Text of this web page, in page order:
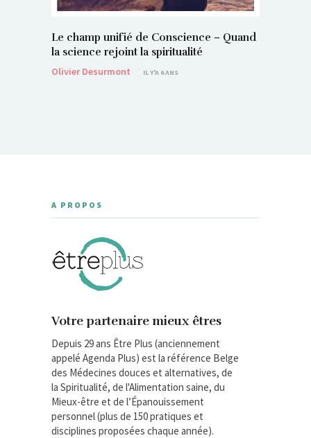
Le champ unifié de Conscience – Quand
la science rejoint la spiritualité
Olivier Desurmont
IL Y'A 6 ANS
A PROPOS
Votre partenaire mieux êtres
Depuis 29 ans Être Plus (anciennement
appelé Agenda Plus) est la référence Belge
des Médecines douces et alternatives, de
la Spiritualité, de l'Alimentation saine, du
Mieux-être et de l’Épanouissement
personnel (plus de 150 pratiques et
disciplines proposées chaque année).